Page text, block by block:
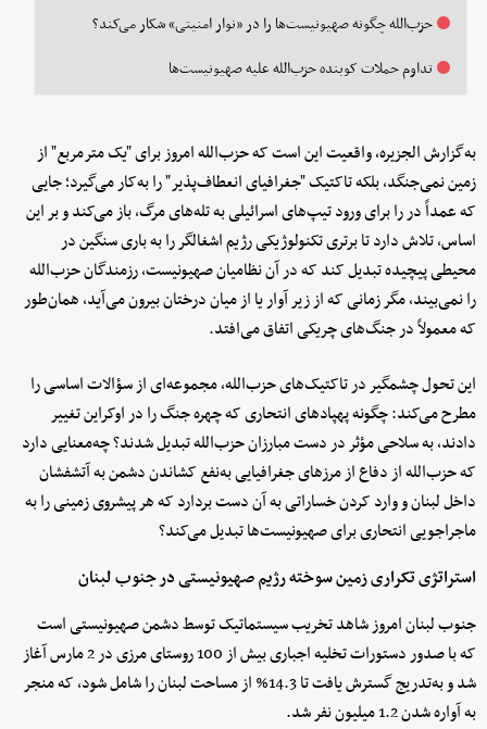
حزب‌الله چگونه صهیونیست‌ها را در «نوار امنیتی» شکار می‌کند؟
تداوم حملات کوبنده حزب‌الله علیه صهیونیست‌ها
به‌گزارش الجزیره، واقعیت این است که حزب‌الله امروز برای "یک مترمربع" از
زمین نمی‌جنگد، بلکه تاکتیک "جغرافیای انعطاف‌پذیر" را به‌کار می‌گیرد؛ جایی
که عمداً در را برای ورود تیپ‌های اسرائیلی به تله‌های مرگ، باز می‌کند و بر این
اساس، تلاش دارد تا برتری تکنولوژیکی رژیم اشغالگر را به باری سنگین در
محیطی پیچیده تبدیل کند که در آن نظامیان صهیونیست، رزمندگان حزب‌الله
را نمی‌بیند، مگر زمانی که از زیر آوار یا از میان درختان بیرون می‌آید، همان‌طور
که معمولاً در جنگ‌های چریکی اتفاق می‌افتد.
این تحول چشمگیر در تاکتیک‌های حزب‌الله، مجموعه‌ای از سؤالات اساسی را
مطرح می‌کند: چگونه پهپادهای انتحاری که چهره جنگ را در اوکراین تغییر
دادند، به سلاحی مؤثر در دست مبارزان حزب‌الله تبدیل شدند؟ چه‌معنایی دارد
که حزب‌الله از دفاع از مرزهای جغرافیایی به‌نفع کشاندن دشمن به آتشفشان
داخل لبنان و وارد کردن خساراتی به آن دست بردارد که هر پیشروی زمینی را به
ماجراجویی انتحاری برای صهیونیست‌ها تبدیل می‌کند؟
استراتژی تکراری زمین سوخته رژیم صهیونیستی در جنوب لبنان
جنوب لبنان امروز شاهد تخریب سیستماتیک توسط دشمن صهیونیستی است
که با صدور دستورات تخلیه اجباری بیش از 100 روستای مرزی در 2 مارس آغاز
شد و به‌تدریج گسترش یافت تا 14.3% از مساحت لبنان را شامل شود، که منجر
به آواره شدن 1.2 میلیون نفر شد.